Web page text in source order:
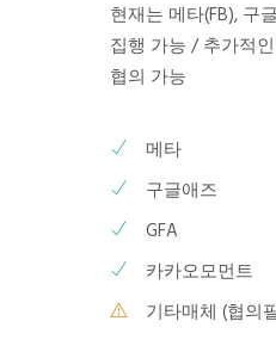
현재는 메타(FB), 구
집행 가능 / 추가적
협의 가능
메타
구글애즈
GFA
카카오모먼트
기타매체 (협의